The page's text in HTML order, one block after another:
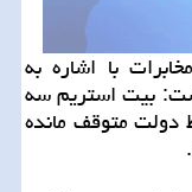
با اشاره به
بیت استریم سه
متوقف مانده